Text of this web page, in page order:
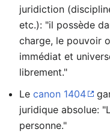
juridiction
etc.): "il possède
charge, le pouvoir
immédiat et
librement."
Le canon 1404
juridique absolue:
personne."